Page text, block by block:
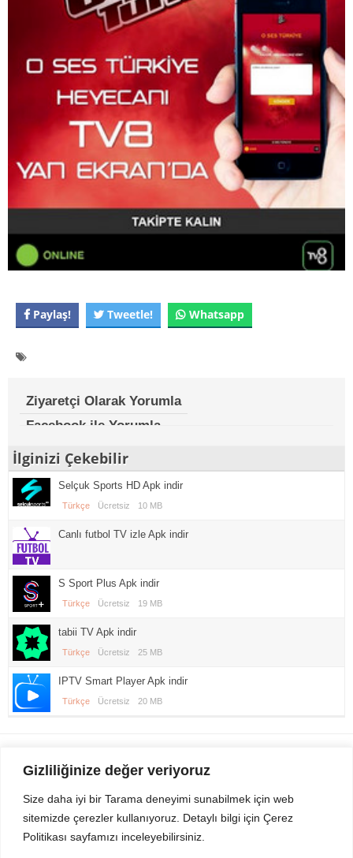
Gizliliğinize değer veriyoruz
Size daha iyi bir Tarama deneyimi sunabilmek için web
sitemizde çerezler kullanıyoruz. Detaylı bilgi için Çerez
Politikası sayfamızı inceleyebilirsiniz.
Paylaş! Tweetle! Whatsapp
Ziyaretçi Olarak Yorumla
Facebook ile Yorumla
İlginizi Çekebilir
Selçuk Sports HD Apk indir
Türkçe Ücretsiz 10 MB
Canlı futbol TV izle Apk indir
S Sport Plus Apk indir
Türkçe Ücretsiz 19 MB
tabii TV Apk indir
Türkçe Ücretsiz 25 MB
IPTV Smart Player Apk indir
Türkçe Ücretsiz 20 MB
Sitemizden Son sürüm Program, Android Uygulama, Android Oyun, Apk
Dosyalarını indirip güvenle bilgisayar ve cep telefonlarınızda kullanabilirsiniz.